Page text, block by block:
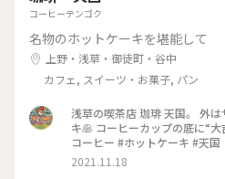
ドは、熱々で、 パンは、少し
た味で、 美味しかったです。 名残惜しいですが、 次の目的地
に向かうため、 ９：００過ぎに、お
グ旅#春風さんぽ#Myことりっ
ーニング#たまごサンド#珈琲
コーヒーテンゴク
名物のホットケーキを堪能して
上野・浅草・御徒町・谷中
カフェ, スイーツ・お菓子, パン
浅草の喫茶店 珈琲 天国。 外
キ🥞 コーヒーカップの底に“
コーヒー #ホットケーキ #天国
2021.11.18